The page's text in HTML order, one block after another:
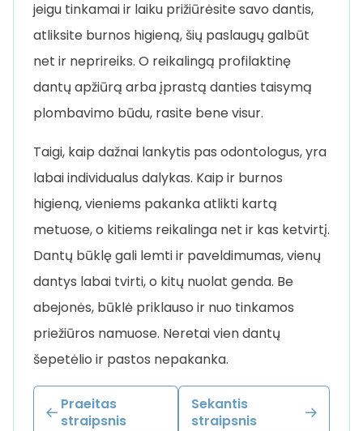
jeigu tinkamai ir laiku prižiūrėsite savo dantis,
atliksite burnos higieną, šių paslaugų galbūt
net ir neprireiks. O reikalingą profilaktinę
dantų apžiūrą arba įprastą danties taisymą
plombavimo būdu, rasite bene visur.
Taigi, kaip dažnai lankytis pas odontologus, yra
labai individualus dalykas. Kaip ir burnos
higieną, vieniems pakanka atlikti kartą
metuose, o kitiems reikalinga net ir kas ketvirtį.
Dantų būklę gali lemti ir paveldimumas, vienų
dantys labai tvirti, o kitų nuolat genda. Be
abejonės, būklė priklauso ir nuo tinkamos
priežiūros namuose. Neretai vien dantų
šepetėlio ir pastos nepakanka.
Praeitas
straipsnis
Sekantis
straipsnis